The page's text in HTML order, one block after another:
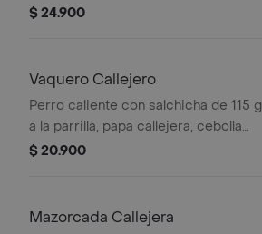
queso tipo mozzarella, papas
$ 24.900
Vaquero Callejero
Perro caliente con salchicha de 115 g
a la parrilla, papa callejera, cebolla
picada, salsa blanca, salsa de tomate
$ 20.900
Mazorcada Callejera